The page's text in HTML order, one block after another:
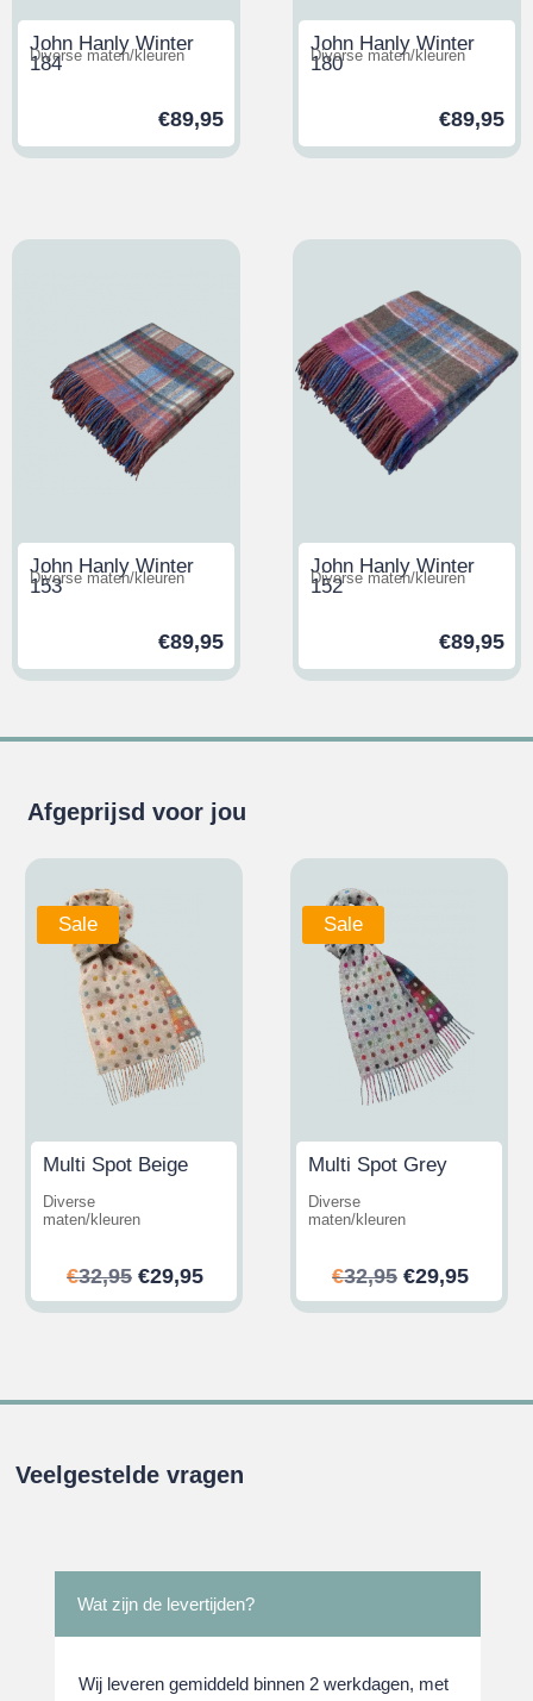
John Hanly Winter
184
Diverse maten/kleuren
€89,95
John Hanly Winter
180
Diverse maten/kleuren
€89,95
John Hanly Winter
153
Diverse maten/kleuren
€89,95
John Hanly Winter
152
Diverse maten/kleuren
€89,95
Afgeprijsd voor jou
Sale
Multi Spot Beige
Diverse
maten/kleuren
€32,95 Oorspronkelijke
prijs
€29,95Huidige
prijs
Sale
Multi Spot Grey
Diverse
maten/kleuren
€32,95
prijs
€29,95
prijs
Veelgestelde vragen
Wat zijn de levertijden?
Wij leveren gemiddeld binnen 2 werkdagen, met